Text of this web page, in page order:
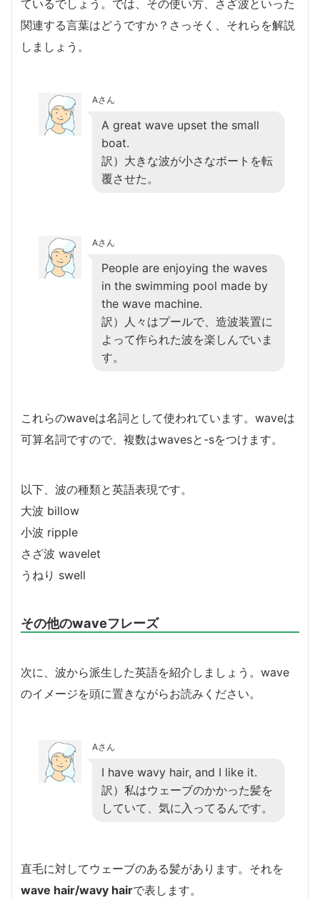
ているでしょう。では、その使い方、さざ波といった
関連する言葉はどうですか？さっそく、それらを解説
しましょう。
Aさん
A great wave upset the small
boat.
訳）大きな波が小さなボートを転
覆させた。
Aさん
People are enjoying the waves
in the swimming pool made by
the wave machine.
訳）人々はプールで、造波装置に
よって作られた波を楽しんでいま
す。
これらのwaveは名詞として使われています。waveは
可算名詞ですので、複数はwavesと-sをつけます。
以下、波の種類と英語表現です。
大波 billow
小波 ripple
さざ波 wavelet
うねり swell
その他のwaveフレーズ
次に、波から派生した英語を紹介しましょう。wave
のイメージを頭に置きながらお読みください。
Aさん
I have wavy hair, and I like it.
訳）私はウェーブのかかった髪を
していて、気に入ってるんです。
直毛に対してウェーブのある髪があります。それを
wave hair/wavy hairで表します。